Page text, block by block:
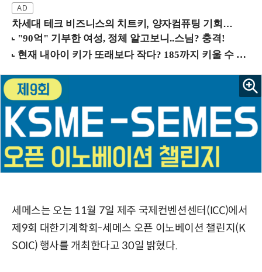
차세대 테크 비즈니스의 치트키, 양자컴퓨팅 기회를 선점하라! (8/28 강남역)
세메스는 오는 11월 7일 제주 국제컨벤션센터(ICC)에서
제9회 대한기계학회-세메스 오픈 이노베이션 챌린지(K
SOIC) 행사를 개최한다고 30일 밝혔다.